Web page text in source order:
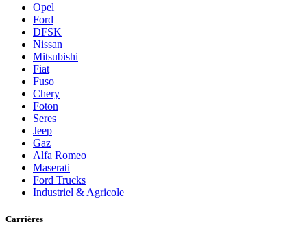
Opel
Ford
DFSK
Nissan
Mitsubishi
Fiat
Fuso
Chery
Foton
Seres
Jeep
Gaz
Alfa Romeo
Maserati
Ford Trucks
Industriel & Agricole
Carrières